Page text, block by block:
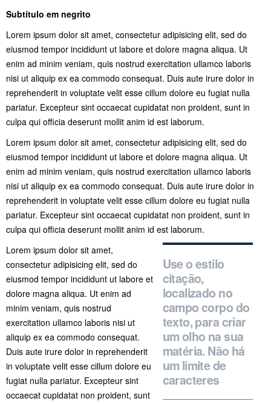
Subtítulo em negrito
Lorem ipsum dolor sit amet, consectetur adipisicing elit, sed do
eiusmod tempor incididunt ut labore et dolore magna aliqua. Ut
enim ad minim veniam, quis nostrud exercitation ullamco laboris
nisi ut aliquip ex ea commodo consequat. Duis aute irure dolor in
reprehenderit in voluptate velit esse cillum dolore eu fugiat nulla
pariatur. Excepteur sint occaecat cupidatat non proident, sunt in
culpa qui officia deserunt mollit anim id est laborum.
Lorem ipsum dolor sit amet, consectetur adipisicing elit, sed do
eiusmod tempor incididunt ut labore et dolore magna aliqua. Ut
enim ad minim veniam, quis nostrud exercitation ullamco laboris
nisi ut aliquip ex ea commodo consequat. Duis aute irure dolor in
reprehenderit in voluptate velit esse cillum dolore eu fugiat nulla
pariatur. Excepteur sint occaecat cupidatat non proident, sunt in
culpa qui officia deserunt mollit anim id est laborum.
Use o estilo
citação,
localizado no
campo corpo do
texto, para criar
um olho na sua
matéria. Não há
um limite de
caracteres
Lorem ipsum dolor sit amet,
consectetur adipisicing elit, sed do
eiusmod tempor incididunt ut labore et
dolore magna aliqua. Ut enim ad
minim veniam, quis nostrud
exercitation ullamco laboris nisi ut
aliquip ex ea commodo consequat.
Duis aute irure dolor in reprehenderit
in voluptate velit esse cillum dolore eu
fugiat nulla pariatur. Excepteur sint
occaecat cupidatat non proident, sunt